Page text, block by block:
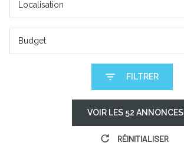
Budget
FILTRER
VOIR LES 52 ANNONCES
RÉINITIALISER